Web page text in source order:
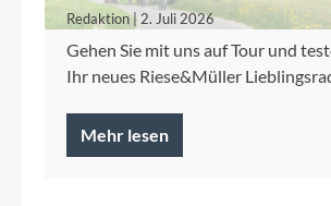
Redaktion | 2. Juli 2026
Gehen Sie mit uns auf Tour und
Ihr neues Riese&Müller
Mehr lesen